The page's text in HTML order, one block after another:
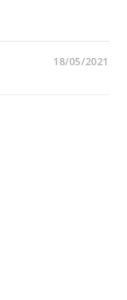
18/05/2021